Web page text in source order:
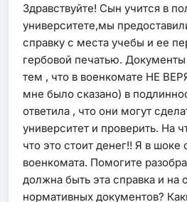
Здравствуйте! Сын учится в
университете,мы
справку с места учебы и ее
гербовой печатью. Документы
тем , что в военкомате НЕ
мне было сказано) в
ответила , что они могут
университет и проверить. На
что это стоит денег!! Я в шоке
военкомата. Помогите
должна быть эта справка и на
нормативных документов?